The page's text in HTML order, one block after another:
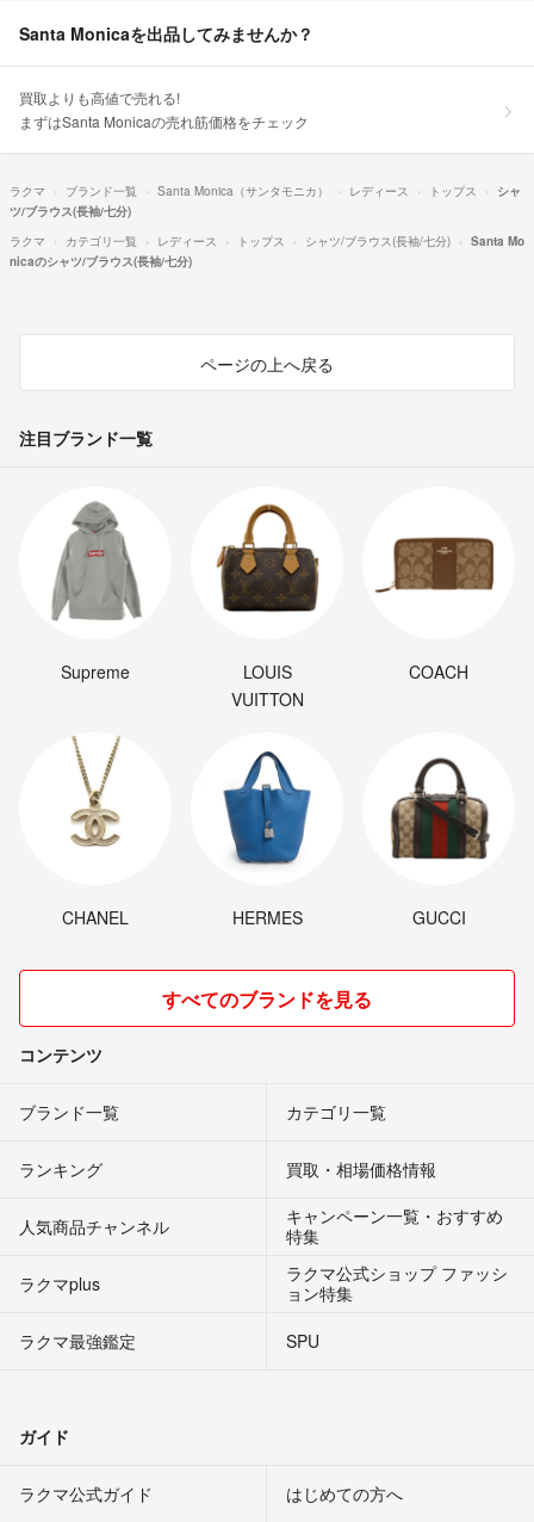
Santa Monicaを出品してみませんか？
買取よりも高値で売れる!
まずはSanta Monicaの売れ筋価格をチェック
ラクマ ブランド一覧 Santa Monica（サンタモニカ） レディース トップス
シャ
ツ/ブラウス(長袖/七分)
ラクマ
カテゴリ一覧 レディース トップス シャツ/ブラウス(長袖/七分)
Santa Mo
nicaのシャツ/ブラウス(長袖/七分)
ページの上へ戻る
注目ブランド一覧
Supreme
LOUIS
VUITTON
COACH
CHANEL HERMES GUCCI
すべてのブランドを見る
コンテンツ
ブランド一覧 カテゴリ一覧
ランキング 買取・相場価格情報
人気商品チャンネル
キャンペーン一覧・おすすめ
特集
ラクマplus
ラクマ公式ショップ ファッシ
ョン特集
ラクマ最強鑑定
SPU
ガイド
ラクマ公式ガイド はじめての方へ